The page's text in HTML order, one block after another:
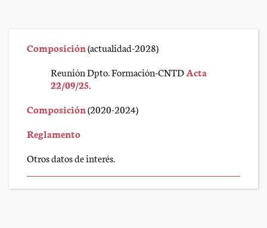
Composición(actualidad-2028)
Reunión Dpto. Formación-CNTDActa
22/09/25.
Composición(2020-2024)
Reglamento
Otros datos de interés.